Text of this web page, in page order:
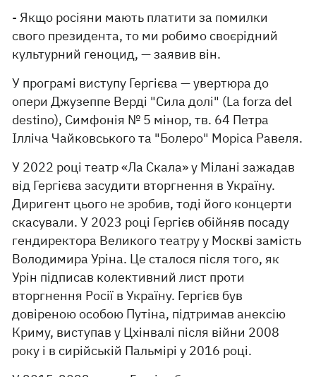
- Якщо росіяни мають платити за помилки
свого президента, то ми робимо своєрідний
культурний геноцид, — заявив він.
У програмі виступу Гергієва — увертюра до
опери Джузеппе Верді "Сила долі" (La forza del
destino), Симфонія № 5 мінор, тв. 64 Петра
Ілліча Чайковського та "Болеро" Моріса Равеля.
У 2022 році театр «Ла Скала» у Мілані зажадав
від Гергієва засудити вторгнення в Україну.
Диригент цього не зробив, тоді його концерти
скасували. У 2023 році Гергієв обійняв посаду
гендиректора Великого театру у Москві замість
Володимира Уріна. Це сталося після того, як
Урін підписав колективний лист проти
вторгнення Росії в Україну. Гергієв був
довіреною особою Путіна, підтримав анексію
Криму, виступав у Цхінвалі після війни 2008
року і в сирійській Пальмірі у 2016 році.